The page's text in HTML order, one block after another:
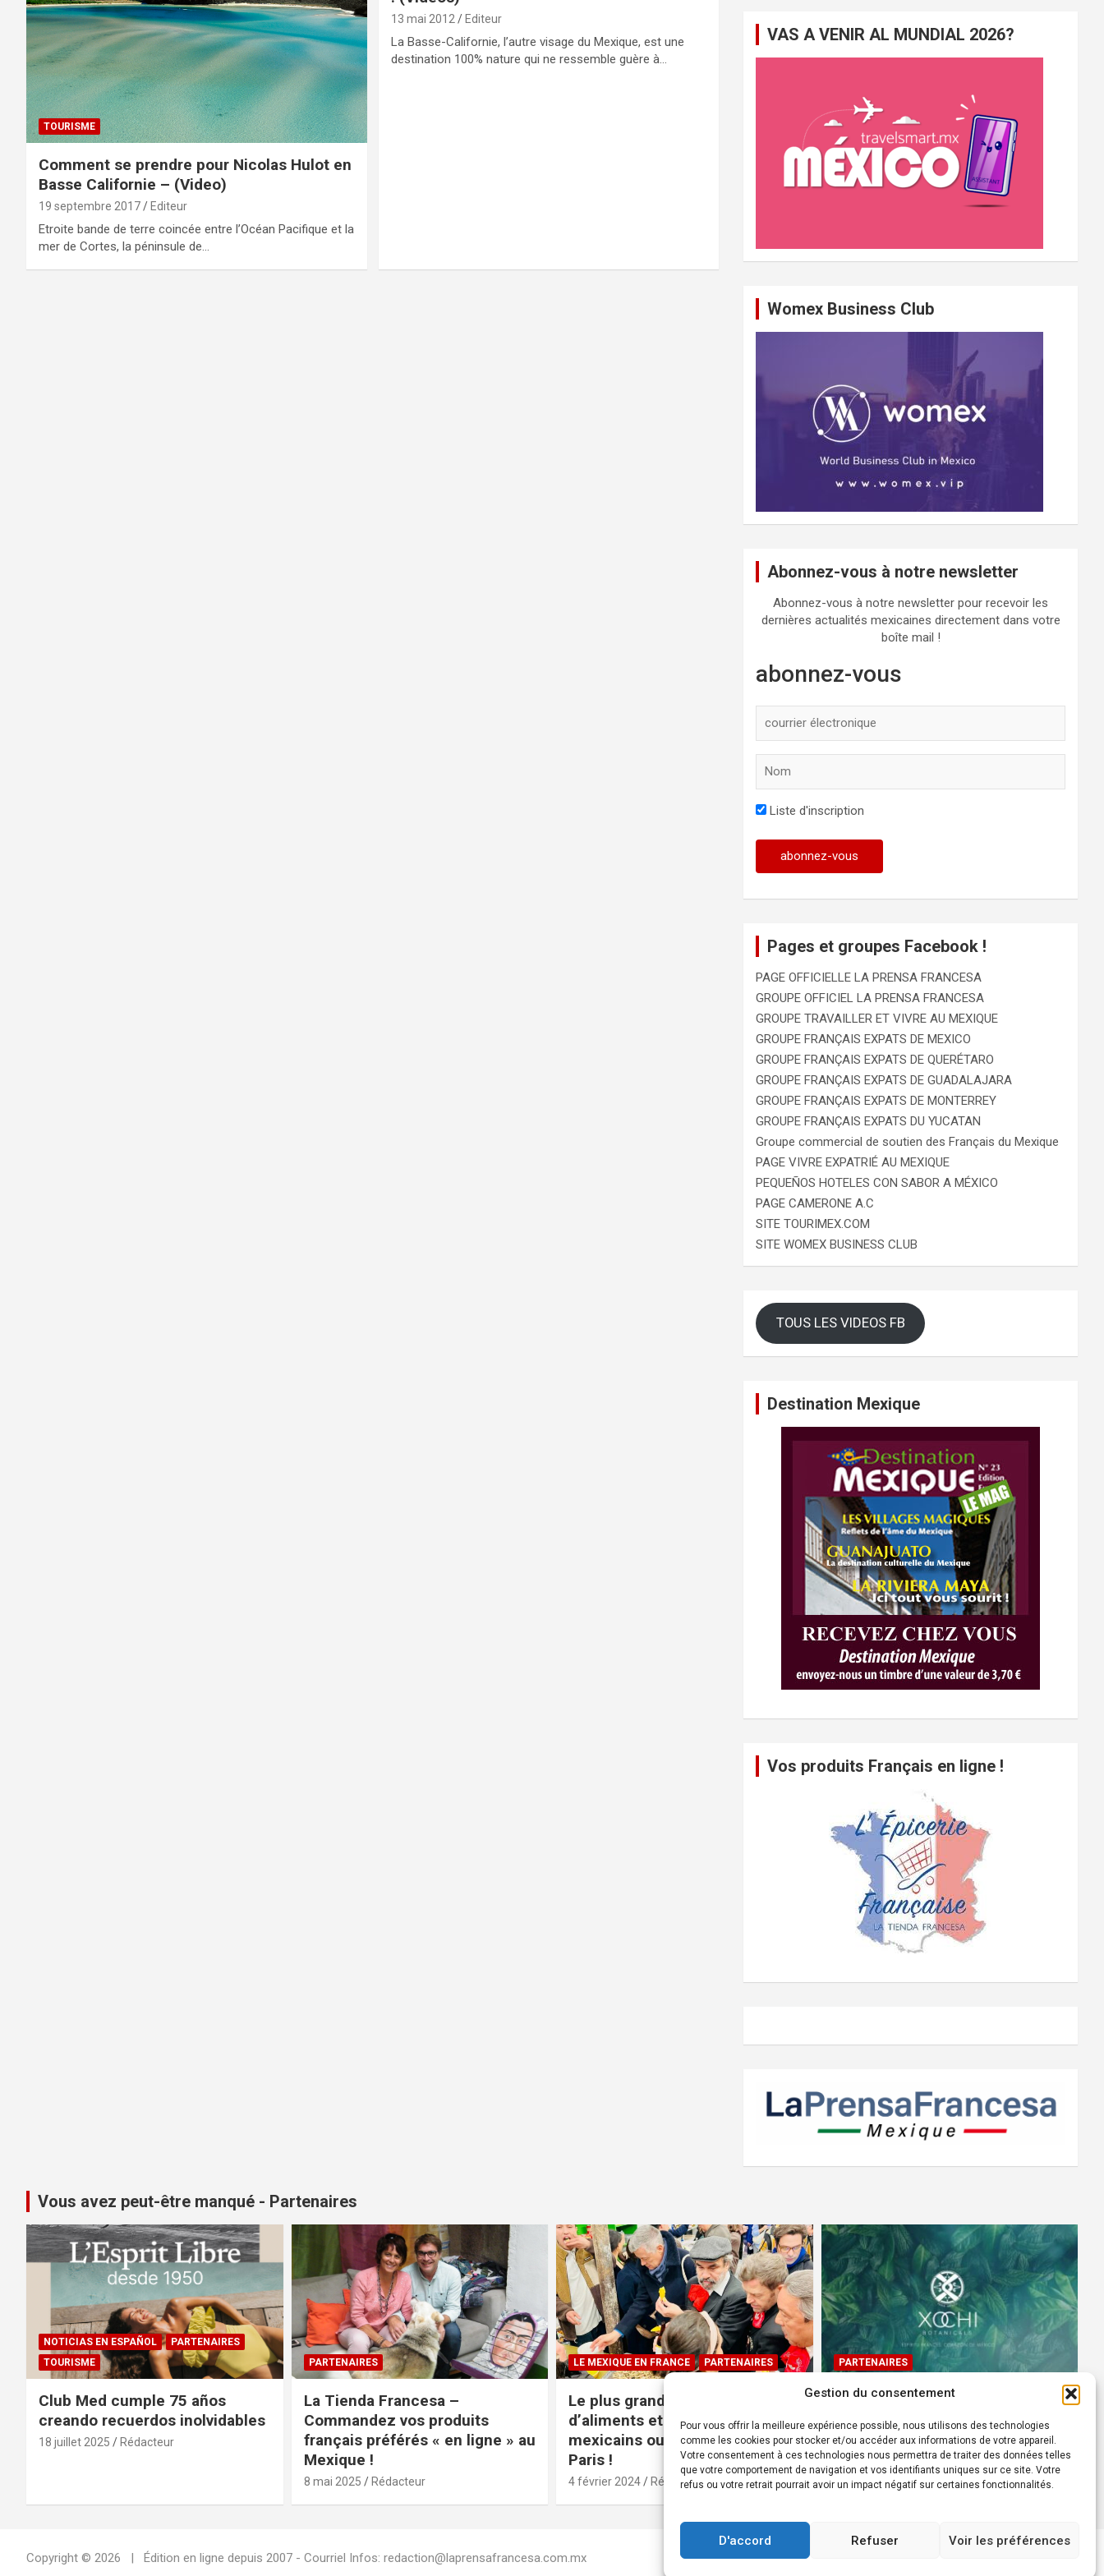
Gestion du consentement
Pour vous offrir la meilleure expérience possible, nous utilisons des technologies
comme les cookies pour stocker et/ou accéder aux informations de votre appareil.
Votre consentement à ces technologies nous permettra de traiter des données telles
que votre comportement de navigation et vos identifiants uniques sur ce site. Votre
refus ou votre retrait pourrait avoir un impact négatif sur certaines fonctionnalités.
D'accord Refuser Voir les préférences
TOURISME
Comment se prendre pour Nicolas Hulot en
Basse Californie – (Video)
19 septembre 2017 Editeur
Etroite bande de terre coincée entre l’Océan Pacifique et la
mer de Cortes, la péninsule de…
13 mai 2012 Editeur
La Basse-Californie, l’autre visage du Mexique, est une
destination 100% nature qui ne ressemble guère à…
c
VAS A VENIR AL MUNDIAL 2026?
Womex Business Club
Abonnez-vous à notre newsletter
Abonnez-vous à notre newsletter pour recevoir les
dernières actualités mexicaines directement dans votre
boîte mail !
abonnez-vous
Liste d'inscription
Pages et groupes Facebook !
PAGE OFFICIELLE LA PRENSA FRANCESA
GROUPE OFFICIEL LA PRENSA FRANCESA
GROUPE TRAVAILLER ET VIVRE AU MEXIQUE
GROUPE FRANÇAIS EXPATS DE MEXICO
GROUPE FRANÇAIS EXPATS DE QUERÉTARO
GROUPE FRANÇAIS EXPATS DE GUADALAJARA
GROUPE FRANÇAIS EXPATS DE MONTERREY
GROUPE FRANÇAIS EXPATS DU YUCATAN
Groupe commercial de soutien des Français du Mexique
PAGE VIVRE EXPATRIÉ AU MEXIQUE
PEQUEÑOS HOTELES CON SABOR A MÉXICO
PAGE CAMERONE A.C
SITE TOURIMEX.COM
SITE WOMEX BUSINESS CLUB
TOUS LES VIDEOS FB
Destination Mexique
Vos produits Français en ligne !
Vous avez peut-être manqué - Partenaires
NOTICIAS EN ESPAÑOL
PARTENAIRES
TOURISME
Club Med cumple 75 años
creando recuerdos inolvidables
18 juillet 2025 Rédacteur
PARTENAIRES
La Tienda Francesa –
Commandez vos produits
français préférés « en ligne » au
Mexique !
8 mai 2025 Rédacteur
LE MEXIQUE EN FRANCE PARTENAIRES
Le plus grand magasin
d’aliments et produits
mexicains ouvre ses portes à
Paris !
4 février 2024 Rédacteur
PARTENAIRES
Devenez Ambassadeur XOCHI
BOTANICALS – « El espíritu
francés con corazón de
México! »
24 août 2022 Rédacteur
Copyright © 2026 Édition en ligne depuis 2007 - Courriel Infos: redaction@laprensafrancesa.com.mx